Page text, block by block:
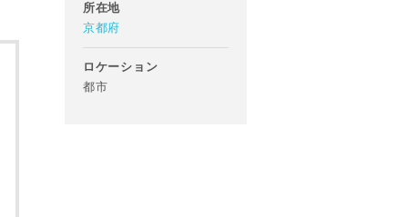
所在地
京都府
ロケーション
都市